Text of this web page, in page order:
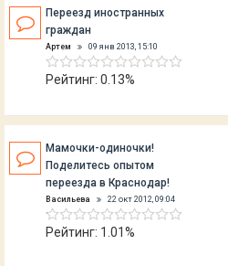
Переезд иностранных
граждан
Артем 09 янв 2013, 15:10
Рейтинг: 0.13%
Мамочки-одиночки!
Поделитесь опытом
переезда в Краснодар!
Васильева 22 окт 2012, 09:04
Рейтинг: 1.01%